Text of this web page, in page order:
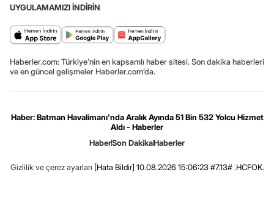
UYGULAMAMIZI İNDİRİN
Haberler.com: Türkiye’nin en kapsamlı haber sitesi. Son dakika haberleri
ve en güncel gelişmeler Haberler.com’da.
Haber: Batman Havalimanı'nda Aralık Ayında 51 Bin 532 Yolcu Hizmet
Aldı - Haberler
HaberSon DakikaHaberler
Gizlilik ve çerez ayarları [Hata Bildir] 10.08.2026 15:06:23 #7.13# .HCFOK.